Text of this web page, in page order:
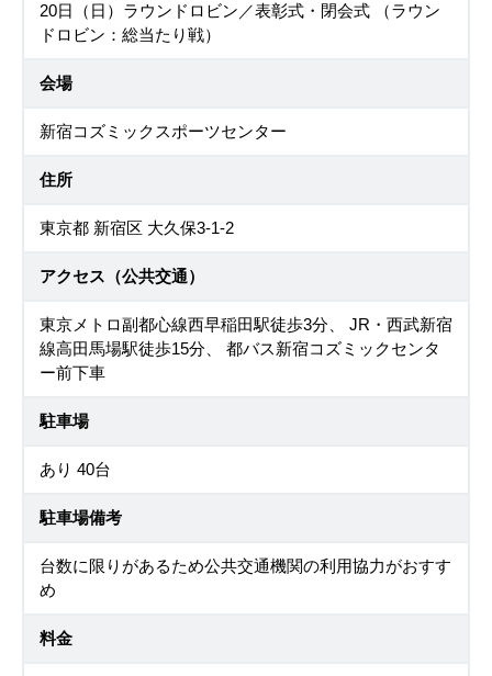
20日（日）ラウンドロビン／表彰式・閉会式 （ラウン
ドロビン：総当たり戦）
会場
新宿コズミックスポーツセンター
住所
東京都 新宿区 大久保3-1-2
アクセス（公共交通）
東京メトロ副都心線西早稲田駅徒歩3分、 JR・西武新宿
線高田馬場駅徒歩15分、 都バス新宿コズミックセンタ
ー前下車
駐車場
あり 40台
駐車場備考
台数に限りがあるため公共交通機関の利用協力がおすす
め
料金